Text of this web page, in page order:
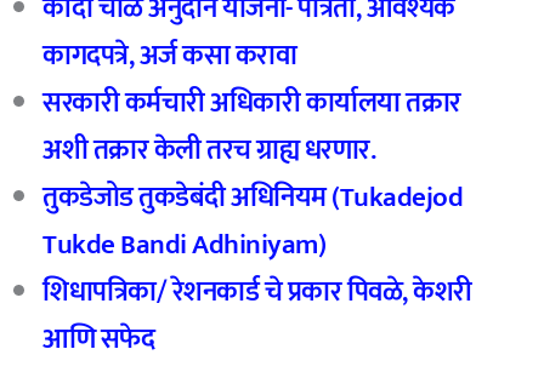
कागदपत्रे, अर्ज कसा करावा
सरकारी कर्मचारी अधिकारी कार्यालया तक्रार
अशी तक्रार केली तरच ग्राह्य धरणार.
तुकडेजोड तुकडेबंदी अधिनियम (Tukadejod
Tukde Bandi Adhiniyam)
शिधापत्रिका/ रेशनकार्ड चे प्रकार पिवळे, केशरी
आणि सफेद